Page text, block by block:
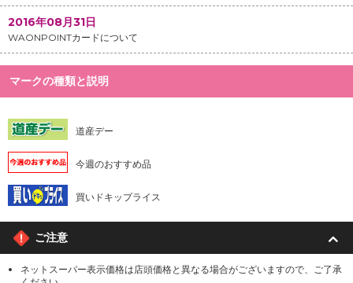
2016年08月31日
WAONPOINTカードについて
マークの種類と説明
道産デー
今週のおすすめ品
買いドキップライス
ご注意
ネットスーパー表示価格は店頭価格と異なる場合がございますので、ご了承